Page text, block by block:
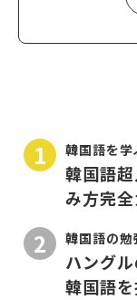
韓国語を学
韓国語
み方完
韓国語の勉
ハング
韓国語